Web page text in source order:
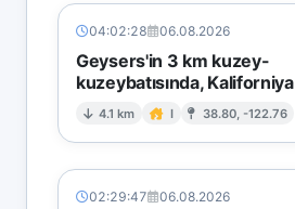
04:02:28 06.08.2026
Geysers'in 3 km kuzey-
kuzeybatısında, Kaliforniya
4.1 km I 38.80, -122.76
02:29:47 06.08.2026